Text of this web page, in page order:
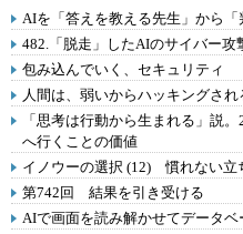
AIを「答えを教える先生」から
482.「脱走」したAIのサイバー攻
包み込んでいく、セキュリティ
人間は、弱いからハッキングさ
「思考は行動から生まれる」説
へ行くことの価値
イノウーの選択 (12) 慣れない立
第742回 結果を引き受ける
AIで画面を読み解かせてデータ